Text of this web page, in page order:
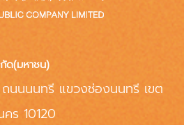
ด(มหาชน)
นนนนทรี แขวงช่องนนทรี เขต
ร 10120